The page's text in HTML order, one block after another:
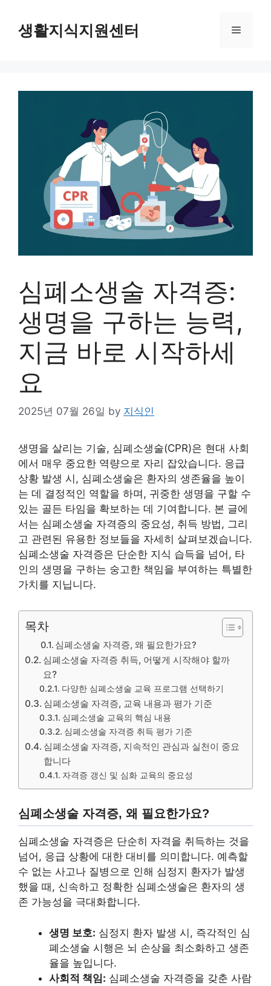
content생활지식지원센터 Menu
심폐소생술 자격증:
생명을 구하는 능력,
지금 바로 시작하세
요
2025년 07월 26일 by 지식인
생명을 살리는 기술, 심폐소생술(CPR)은 현대 사회
에서 매우 중요한 역량으로 자리 잡았습니다. 응급
상황 발생 시, 심폐소생술은 환자의 생존율을 높이
는 데 결정적인 역할을 하며, 귀중한 생명을 구할 수
있는 골든 타임을 확보하는 데 기여합니다. 본 글에
서는 심폐소생술 자격증의 중요성, 취득 방법, 그리
고 관련된 유용한 정보들을 자세히 살펴보겠습니다.
심폐소생술 자격증은 단순한 지식 습득을 넘어, 타
인의 생명을 구하는 숭고한 책임을 부여하는 특별한
가치를 지닙니다.
목차
심폐소생술 자격증, 왜 필요한가요?
심폐소생술 자격증 취득, 어떻게 시작해야 할까
요?
다양한 심폐소생술 교육 프로그램 선택하기
심폐소생술 자격증, 교육 내용과 평가 기준
심폐소생술 교육의 핵심 내용
심폐소생술 자격증 취득 평가 기준
심폐소생술 자격증, 지속적인 관심과 실천이 중요
합니다
자격증 갱신 및 심화 교육의 중요성
심폐소생술 자격증, 왜 필요한가요?
심폐소생술 자격증은 단순히 자격을 취득하는 것을
넘어, 응급 상황에 대한 대비를 의미합니다. 예측할
수 없는 사고나 질병으로 인해 심정지 환자가 발생
했을 때, 신속하고 정확한 심폐소생술은 환자의 생
존 가능성을 극대화합니다.
생명 보호: 심정지 환자 발생 시, 즉각적인 심
폐소생술 시행은 뇌 손상을 최소화하고 생존
율을 높입니다.
사회적 책임: 심폐소생술 자격증을 갖춘 사람